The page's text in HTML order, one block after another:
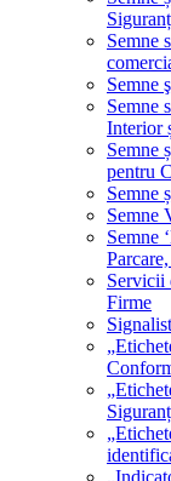
Semne
Semne
Semne
Interior
Semne
pentru
Semne
Semne
Semne
Servicii
Firme